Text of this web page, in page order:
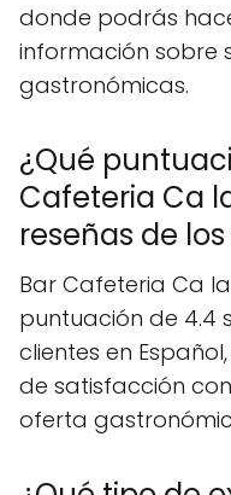
donde podrás
información sobre
gastronómicas.
¿Qué
Cafeteria Ca
reseñas de
Bar Cafeteria Ca
puntuación de 4.4
clientes en
de satisfacción
oferta